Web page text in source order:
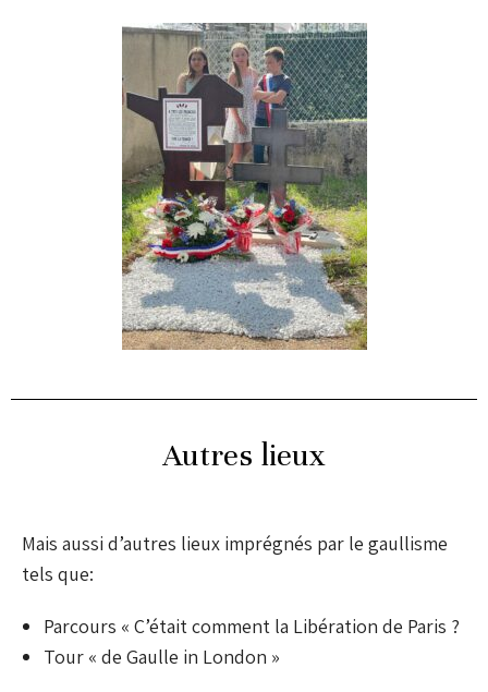
Autres lieux
Mais aussi d’autres lieux imprégnés par le gaullisme
tels que:
Parcours « C’était comment la Libération de Paris ?
Tour « de Gaulle in London »